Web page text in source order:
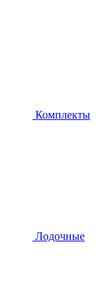
Комплекты
Лодочные